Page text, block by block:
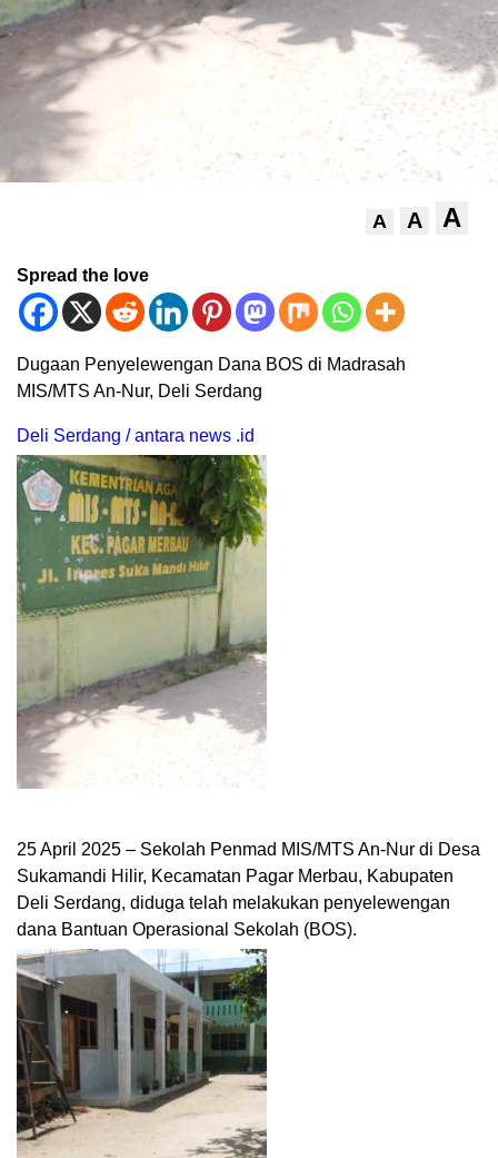
A A A
Spread the love
Dugaan Penyelewengan Dana BOS di Madrasah
MIS/MTS An-Nur, Deli Serdang
Deli Serdang / antara news .id
25 April 2025 – Sekolah Penmad MIS/MTS An-Nur di Desa
Sukamandi Hilir, Kecamatan Pagar Merbau, Kabupaten
Deli Serdang, diduga telah melakukan penyelewengan
dana Bantuan Operasional Sekolah (BOS).